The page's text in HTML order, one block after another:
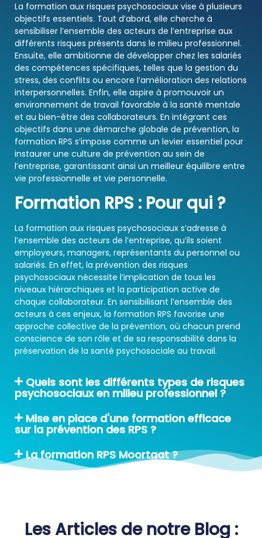
La formation aux risques psychosociaux vise à plusieurs
objectifs essentiels. Tout d’abord, elle cherche à
sensibiliser l’ensemble des acteurs de l’entreprise aux
différents risques présents dans le milieu professionnel.
Ensuite, elle ambitionne de développer chez les salariés
des compétences spécifiques, telles que la gestion du
stress, des conflits ou encore l’amélioration des relations
interpersonnelles. Enfin, elle aspire à promouvoir un
environnement de travail favorable à la santé mentale
et au bien-être des collaborateurs. En intégrant ces
objectifs dans une démarche globale de prévention, la
formation RPS s’impose comme un levier essentiel pour
instaurer une culture de prévention au sein de
l’entreprise, garantissant ainsi un meilleur équilibre entre
vie professionnelle et vie personnelle.
Formation RPS : Pour qui ?
La formation aux risques psychosociaux s’adresse à
l’ensemble des acteurs de l’entreprise, qu’ils soient
employeurs, managers, représentants du personnel ou
salariés. En effet, la prévention des risques
psychosociaux nécessite l’implication de tous les
niveaux hiérarchiques et la participation active de
chaque collaborateur. En sensibilisant l’ensemble des
acteurs à ces enjeux, la formation RPS favorise une
approche collective de la prévention, où chacun prend
conscience de son rôle et de sa responsabilité dans la
préservation de la santé psychosociale au travail.
Quels sont les différents types de risques
psychosociaux en milieu professionnel ?
Mise en place d'une formation efficace
sur la prévention des RPS ?
La formation RPS Moortgat ?
Les Articles de notre Blog :​